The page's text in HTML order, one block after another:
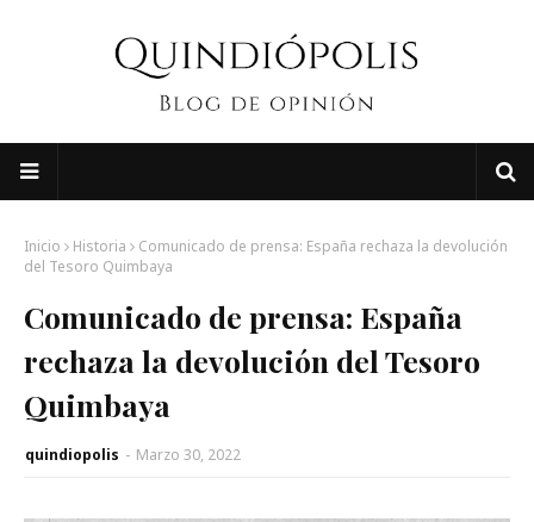
Inicio Historia
Comunicado de prensa: España rechaza la devolución
del Tesoro Quimbaya
Comunicado de prensa: España
rechaza la devolución del Tesoro
Quimbaya
quindiopolis - Marzo 30, 2022